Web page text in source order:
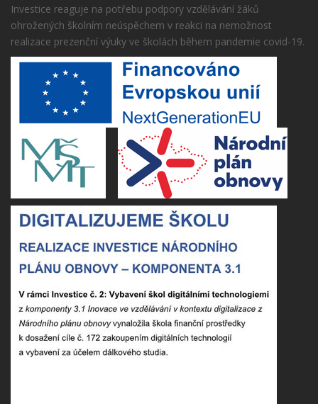
Investice reaguje na potřebu podpory vzdělávání žáků
ohrožených školním neúspěchem v reakci na nemožnost
realizace prezenční výuky ve školách během pandemie covid-19.